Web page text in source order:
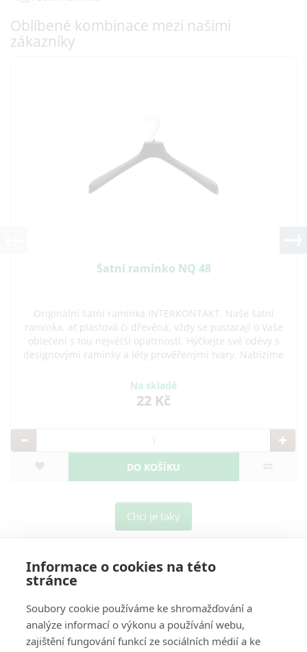
Informace o cookies na této
stránce
Soubory cookie používáme ke shromažďování a
analýze informací o výkonu a používání webu,
zajištění fungování funkcí ze sociálních médií a ke
Oblíbené kombinace mezi našimi
zákazníky
Šatní ramínko NQ 48
Originální šatní ramínka INTERKONTAKT. Naše šatní
ramínka, ať plastová či dřevěná, vždy se postarají o Vaše
oblečení s tou největší opatrností. Hýčkejte své oděvy s
designovými ramínky a léty prověřenými tvary. Nabízíme
Na skladě
22 Kč
DO KOŠÍKU
Chci je taky
O Nás